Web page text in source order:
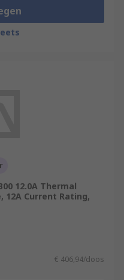
12.0A Thermal
12A Current Rating,
€ 406,94/doos